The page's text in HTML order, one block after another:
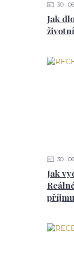
Jak
30 06
Jak
příjmu
30 06